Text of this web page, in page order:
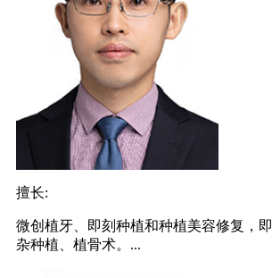
擅长:
微创植牙、即刻种植和种植美容修复，
杂种植、植骨术。...